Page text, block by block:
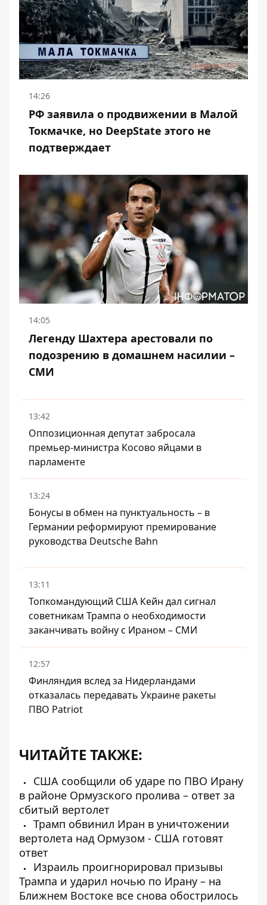
14:26
РФ заявила о продвижении в Малой
Токмачке, но DeepState этого не
подтверждает
14:05
Легенду Шахтера арестовали по
подозрению в домашнем насилии –
СМИ
13:42
Оппозиционная депутат забросала
премьер-министра Косово яйцами в
парламенте
13:24
Бонусы в обмен на пунктуальность – в
Германии реформируют премирование
руководства Deutsche Bahn
13:11
Топкомандующий США Кейн дал сигнал
советникам Трампа о необходимости
заканчивать войну с Ираном – СМИ
12:57
Финляндия вслед за Нидерландами
отказалась передавать Украине ракеты
ПВО Patriot
ЧИТАЙТЕ ТАКЖЕ:
США сообщили об ударе по ПВО Ирану
в районе Ормузского пролива – ответ за
сбитый вертолет
Трамп обвинил Иран в уничтожении
вертолета над Ормузом - США готовят
ответ
Израиль проигнорировал призывы
Трампа и ударил ночью по Ирану – на
Ближнем Востоке все снова обострилось